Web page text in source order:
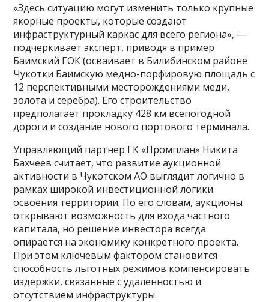
«Здесь ситуацию могут изменить только крупные
якорные проекты, которые создают
инфраструктурный каркас для всего региона», —
подчеркивает эксперт, приводя в пример
Баимский ГОК (осваивает в Билибинском районе
Чукотки Баимскую медно-порфировую площадь с
12 перспективными месторождениями меди,
золота и серебра). Его строительство
предполагает прокладку 428 км всепогодной
дороги и создание нового портового терминала.
Управляющий партнер ГК «Промплан» Никита
Бахчеев считает, что развитие аукционной
активности в Чукотском АО выглядит логично в
рамках широкой инвестиционной логики
освоения территории. По его словам, аукционы
открывают возможность для входа частного
капитала, но решение инвестора всегда
опирается на экономику конкретного проекта.
При этом ключевым фактором становится
способность льготных режимов компенсировать
издержки, связанные с удаленностью и
отсутствием инфраструктуры.